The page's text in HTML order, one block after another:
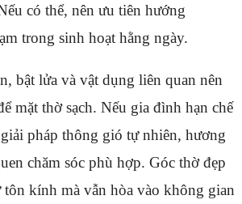
có thể, nên ưu tiên hướng
trong sinh hoạt hằng ngày.
bật lửa và vật dụng liên quan nên
mặt thờ sạch. Nếu gia đình hạn chế
pháp thông gió tự nhiên, hương
chăm sóc phù hợp. Góc thờ đẹp
tôn kính mà vẫn hòa vào không gian